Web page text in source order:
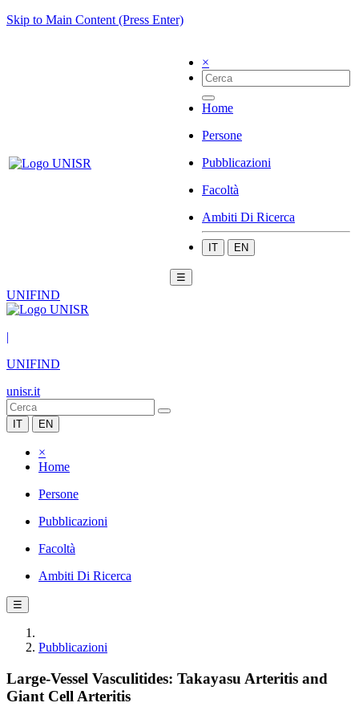
Skip to Main Content (Press Enter)
×
Home
Persone
Pubblicazioni
Facoltà
Ambiti Di Ricerca
IT EN
☰
UNIFIND
|
UNIFIND
unisr.it
IT EN
×
Home
Persone
Pubblicazioni
Facoltà
Ambiti Di Ricerca
☰
Pubblicazioni
Large-Vessel Vasculitides: Takayasu Arteritis and
Giant Cell Arteritis